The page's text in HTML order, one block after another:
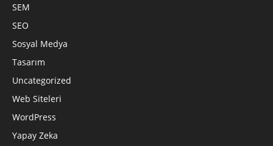
SEM
SEO
Sosyal Medya
Tasarım
Uncategorized
Web Siteleri
WordPress
Yapay Zeka